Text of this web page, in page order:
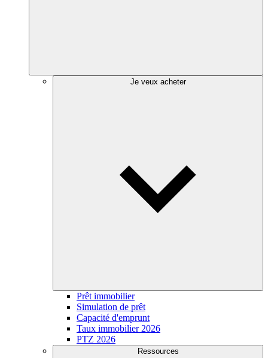
Je veux acheter
Prêt immobilier
Simulation de prêt
Capacité d'emprunt
Taux immobilier 2026
PTZ 2026
Ressources